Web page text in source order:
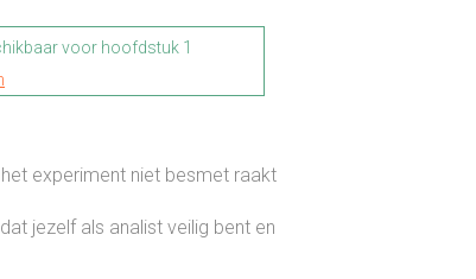
voor hoofdstuk 1
experiment niet besmet raakt
jezelf als analist veilig bent en